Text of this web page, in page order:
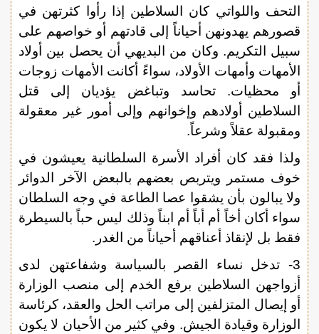
التحف واللواتي كان السلاطين إذا رأوا كثرتهن في
قصورهم يهدونهن أحياناً إلى قادتهم أو خواصهم على
سبيل التكريم. وكان من البديهي أن يحصل بين أولاد
الأمهات وأمهات الأولاد، سواءً أكانت الأمهات زوجات
أو محظيات. تحاسد وتباغض يؤديان إلى قتل
السلاطين أولادهم وإخوانهم وإلى أمور غير معقولة
ومقبولة عقلاً وشرعاً.
ولذا فقد كان أفراد الأسرة السلطانية يعيشون في
خوف مستمر ويتربص بعضهم بالبعض الآخر الدوائر
ولا يبالون بأن يشقوا عصا الطاعة في وجه السلطان
سواء أكان أخاً أم أباً أم ابناً وذلك ليس حباً بالسيطرة
فقط بل لإنقاذ أعناقهم أحياناً من الغدر.
3- تدخل نساء القصر بالسياسة وشفاعتهن لدى
أزواجهن السلاطين برفع الخدم إلى منصب الوزارة
أو إيصال المتزلفين إلى مراتب الحل والعقد، كرئاسة
الوزارة وقيادة الجيش. وفي كثير من الأحيان لا يكون